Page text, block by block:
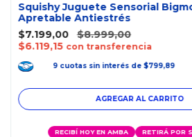
Squishy Juguete Sensorial
Apretable Antiestrés
$7.199,00
$8.999,00
$6.119,15 con transferencia
9 cuotas sin interés de $799,89
RECIBÍ HOY EN AMBA RETIRÁ POR